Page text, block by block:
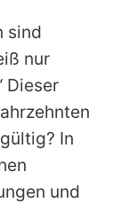
sind
nur
Dieser
In
und